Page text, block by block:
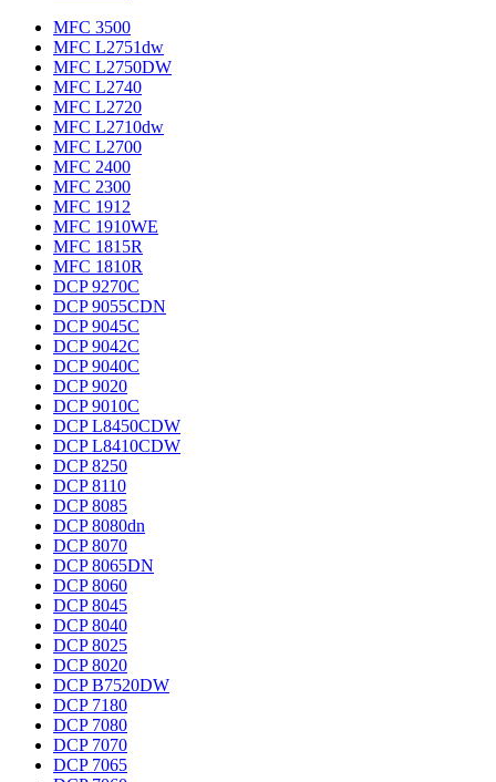
MFC 3500
MFC L2751dw
MFC L2750DW
MFC L2740
MFC L2720
MFC L2710dw
MFC L2700
MFC 2400
MFC 2300
MFC 1912
MFC 1910WE
MFC 1815R
MFC 1810R
DCP 9270C
DCP 9055CDN
DCP 9045C
DCP 9042C
DCP 9040C
DCP 9020
DCP 9010C
DCP L8450CDW
DCP L8410CDW
DCP 8250
DCP 8110
DCP 8085
DCP 8080dn
DCP 8070
DCP 8065DN
DCP 8060
DCP 8045
DCP 8040
DCP 8025
DCP 8020
DCP B7520DW
DCP 7180
DCP 7080
DCP 7070
DCP 7065